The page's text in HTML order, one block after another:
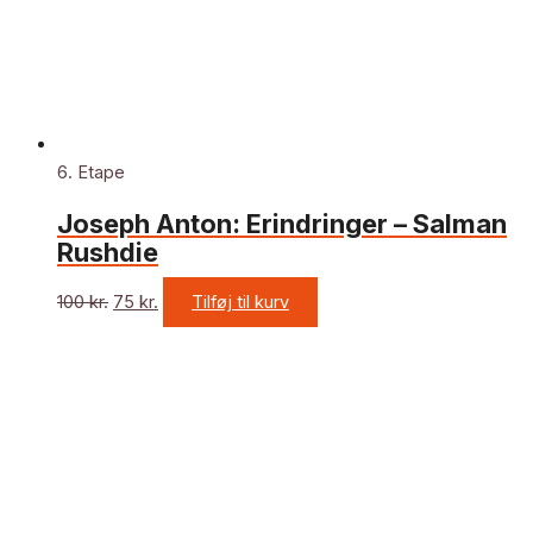
6. Etape
Joseph Anton: Erindringer – Salman
Rushdie
100kr. 75 kr. Tilføj til kurv